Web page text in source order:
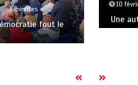
3 minutes
fout le
10
Une